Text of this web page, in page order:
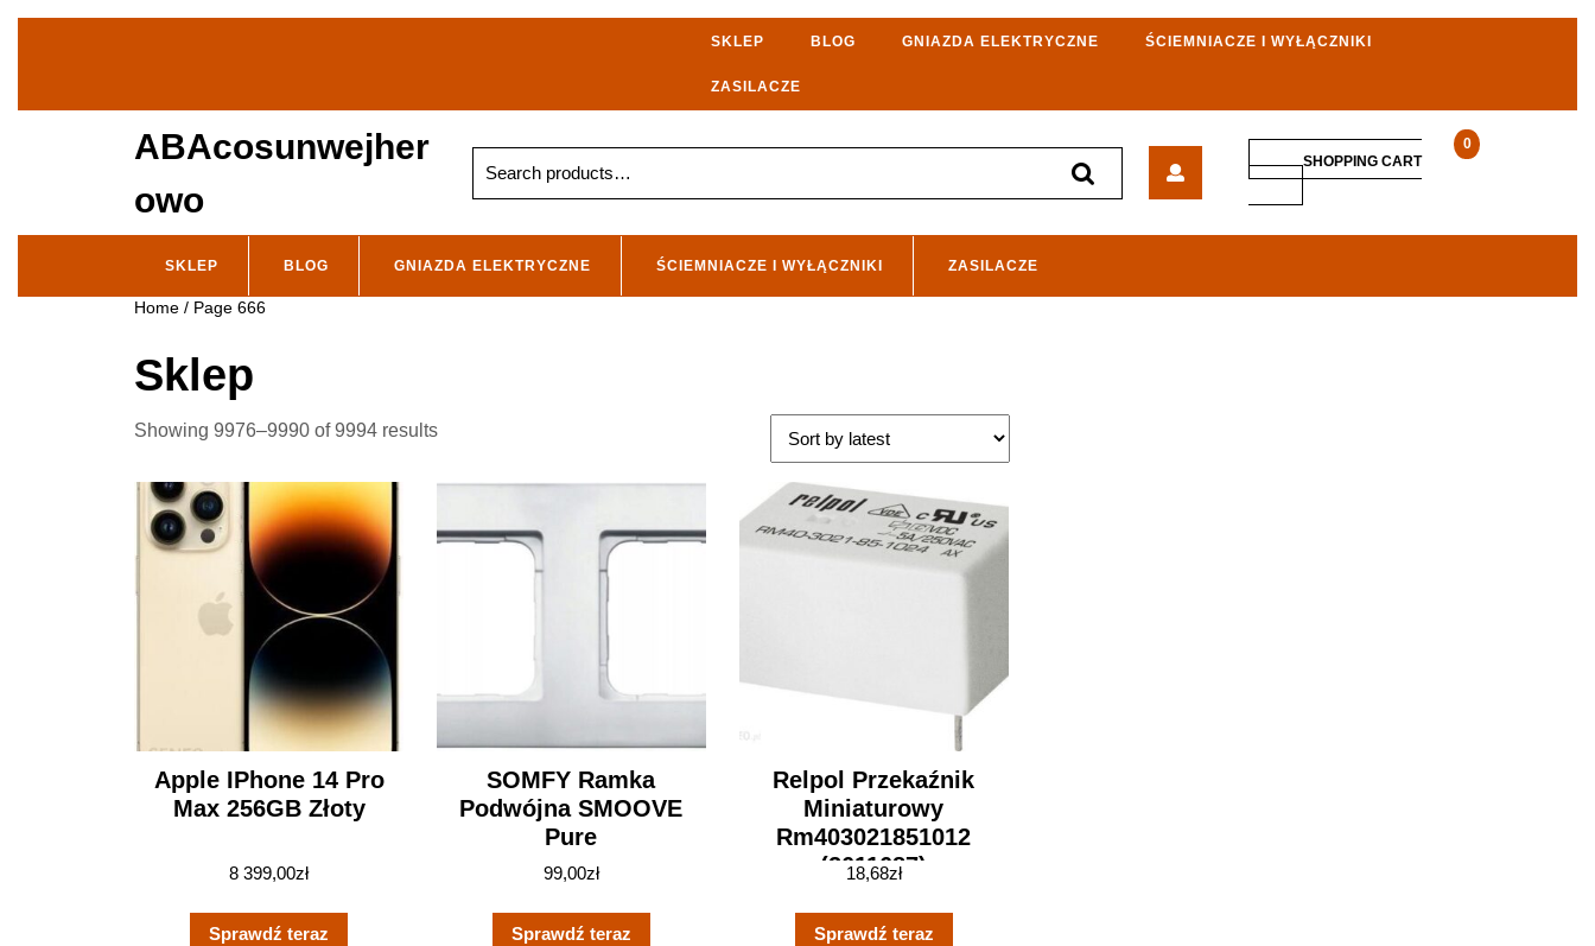
SKLEP BLOG GNIAZDA ELEKTRYCZNE ŚCIEMNIACZE I WYŁĄCZNIKI
ZASILACZE
ABAcosunwejher
owo
for:
iPhone
Pro
0
SHOPPING CART
SHOPPING
CART
SKLEP BLOG GNIAZDA ELEKTRYCZNE ŚCIEMNIACZE I WYŁĄCZNIKI ZASILACZE
Home / Page 666
Sklep
Showing 9976–9990 of 9994 results
Apple IPhone 14 Pro
Max 256GB Złoty
8 399,00zł
Sprawdź teraz
SOMFY Ramka
Podwójna SMOOVE
Pure
99,00zł
Sprawdź teraz
Relpol Przekaźnik
Miniaturowy
Rm403021851012
(2611687)
18,68zł
Sprawdź teraz